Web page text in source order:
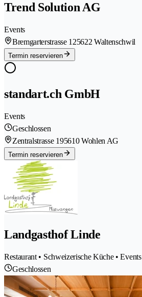
Trend Solution AG
Events
Bremgarterstrasse 125622 Waltenschwil
Termin reservieren
standart.ch GmbH
Events
Geschlossen
Zentralstrasse 195610 Wohlen AG
Termin reservieren
Landgasthof Linde
Restaurant • Schweizerische Küche • Events
Geschlossen